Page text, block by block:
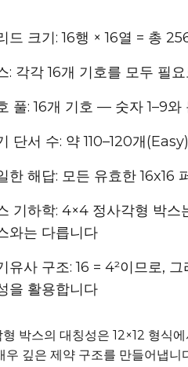
드 크기: 16행 × 16열 = 총
: 각각 16개 기호를 모두 필
풀: 16개 기호 — 숫자 1–9
단서 수: 약 110–120개
한 해답: 모든 유효한 16x16
기하학: 4×4 정사각형 박스
와는 다릅니다
유사 구조: 16 = 4²이므로,
을 활용합니다
형 박스의 대칭성은 12×12 형식
우 깊은 제약 구조를 만들어냅니